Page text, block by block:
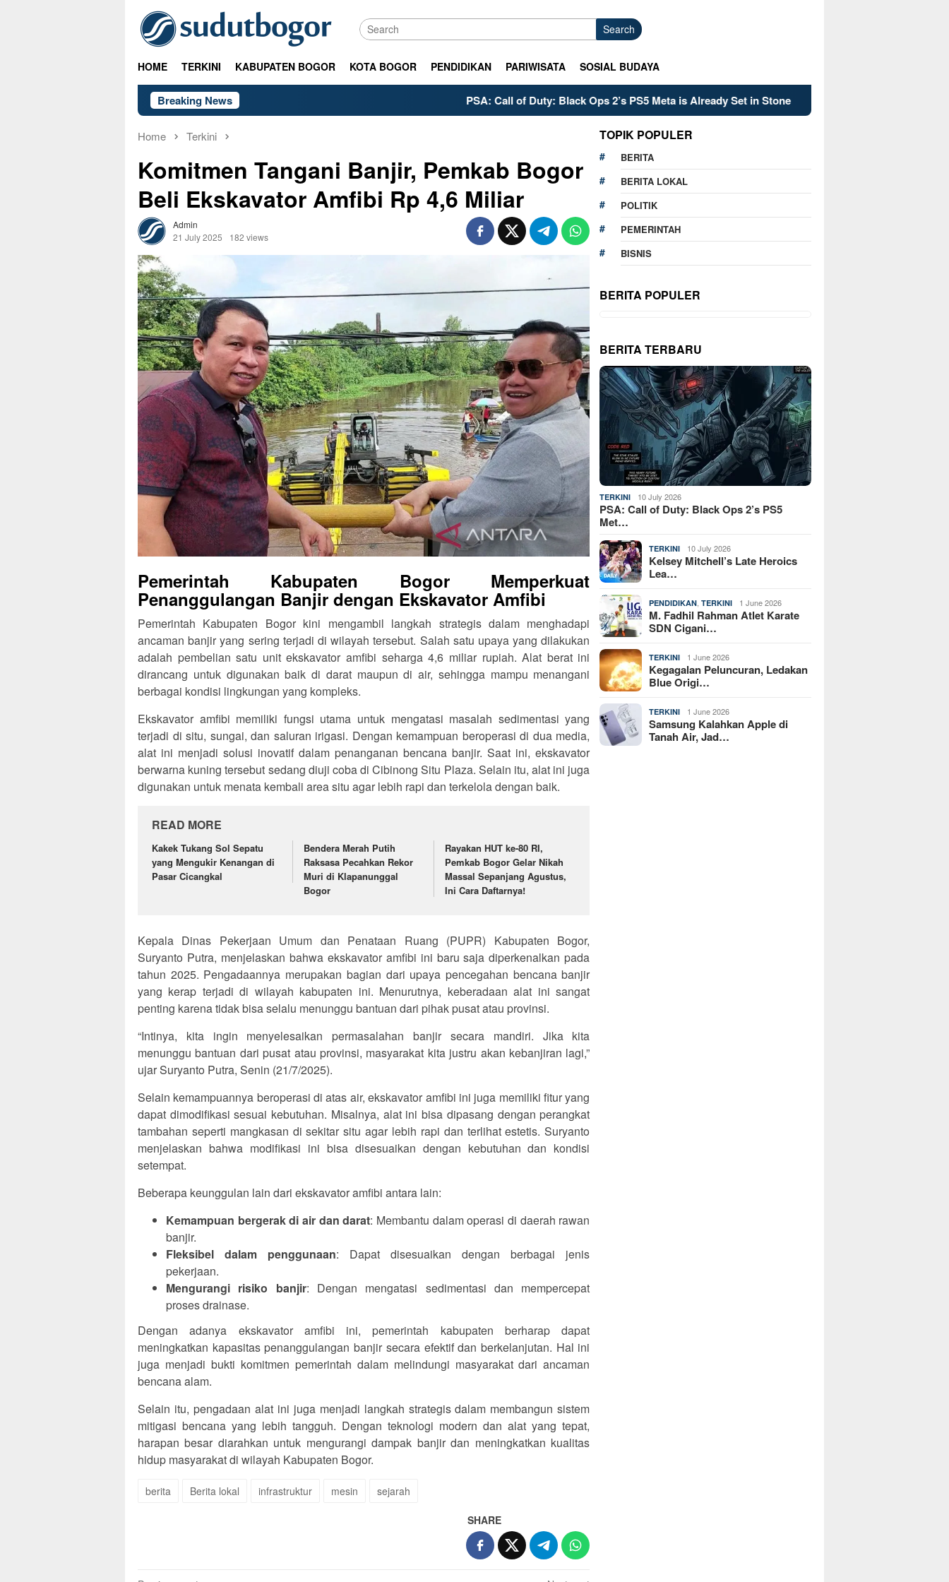
content
Search
HOME TERKINI KABUPATEN BOGOR KOTA BOGOR PENDIDIKAN PARIWISATA SOSIAL BUDAYA
Breaking News PSA: Call of Duty: Black Ops 2’s PS5 Meta is Already Set in Stone Kelsey Mitchell’s Late Heroics
Home Terkini
Komitmen Tangani Banjir, Pemkab Bogor
Beli Ekskavator Amfibi Rp 4,6 Miliar
Admin
21 July 2025
182 views
Pemerintah Kabupaten Bogor Memperkuat
Penanggulangan Banjir dengan Ekskavator Amfibi
Pemerintah Kabupaten Bogor kini mengambil langkah strategis dalam menghadapi
ancaman banjir yang sering terjadi di wilayah tersebut. Salah satu upaya yang dilakukan
adalah pembelian satu unit ekskavator amfibi seharga 4,6 miliar rupiah. Alat berat ini
dirancang untuk digunakan baik di darat maupun di air, sehingga mampu menangani
berbagai kondisi lingkungan yang kompleks.
Ekskavator amfibi memiliki fungsi utama untuk mengatasi masalah sedimentasi yang
terjadi di situ, sungai, dan saluran irigasi. Dengan kemampuan beroperasi di dua media,
alat ini menjadi solusi inovatif dalam penanganan bencana banjir. Saat ini, ekskavator
berwarna kuning tersebut sedang diuji coba di Cibinong Situ Plaza. Selain itu, alat ini juga
digunakan untuk menata kembali area situ agar lebih rapi dan terkelola dengan baik.
READ MORE
Kakek Tukang Sol Sepatu
yang Mengukir Kenangan di
Pasar Cicangkal
Bendera Merah Putih
Raksasa Pecahkan Rekor
Muri di Klapanunggal
Bogor
Rayakan HUT ke-80 RI,
Pemkab Bogor Gelar Nikah
Massal Sepanjang Agustus,
Ini Cara Daftarnya!
Kepala Dinas Pekerjaan Umum dan Penataan Ruang (PUPR) Kabupaten Bogor,
Suryanto Putra, menjelaskan bahwa ekskavator amfibi ini baru saja diperkenalkan pada
tahun 2025. Pengadaannya merupakan bagian dari upaya pencegahan bencana banjir
yang kerap terjadi di wilayah kabupaten ini. Menurutnya, keberadaan alat ini sangat
penting karena tidak bisa selalu menunggu bantuan dari pihak pusat atau provinsi.
“Intinya, kita ingin menyelesaikan permasalahan banjir secara mandiri. Jika kita
menunggu bantuan dari pusat atau provinsi, masyarakat kita justru akan kebanjiran lagi,”
ujar Suryanto Putra, Senin (21/7/2025).
Selain kemampuannya beroperasi di atas air, ekskavator amfibi ini juga memiliki fitur yang
dapat dimodifikasi sesuai kebutuhan. Misalnya, alat ini bisa dipasang dengan perangkat
tambahan seperti mangkasan di sekitar situ agar lebih rapi dan terlihat estetis. Suryanto
menjelaskan bahwa modifikasi ini bisa disesuaikan dengan kebutuhan dan kondisi
setempat.
Beberapa keunggulan lain dari ekskavator amfibi antara lain:
Kemampuan bergerak di air dan darat: Membantu dalam operasi di daerah rawan
banjir.
Fleksibel dalam penggunaan: Dapat disesuaikan dengan berbagai jenis
pekerjaan.
Mengurangi risiko banjir: Dengan mengatasi sedimentasi dan mempercepat
proses drainase.
Dengan adanya ekskavator amfibi ini, pemerintah kabupaten berharap dapat
meningkatkan kapasitas penanggulangan banjir secara efektif dan berkelanjutan. Hal ini
juga menjadi bukti komitmen pemerintah dalam melindungi masyarakat dari ancaman
bencana alam.
Selain itu, pengadaan alat ini juga menjadi langkah strategis dalam membangun sistem
mitigasi bencana yang lebih tangguh. Dengan teknologi modern dan alat yang tepat,
harapan besar diarahkan untuk mengurangi dampak banjir dan meningkatkan kualitas
hidup masyarakat di wilayah Kabupaten Bogor.
berita Berita lokal infrastruktur mesin sejarah
SHARE
TOPIK POPULER
BERITA
BERITA LOKAL
POLITIK
PEMERINTAH
BISNIS
BERITA POPULER
BERITA TERBARU
TERKINI 10 July 2026
PSA: Call of Duty: Black Ops 2’s PS5
Met…
TERKINI 10 July 2026
Kelsey Mitchell’s Late Heroics
Lea…
PENDIDIKAN ,TERKINI 1 June 2026
M. Fadhil Rahman Atlet Karate
SDN Cigani…
TERKINI 1 June 2026
Kegagalan Peluncuran, Ledakan
Blue Origi…
TERKINI 1 June 2026
Samsung Kalahkan Apple di
Tanah Air, Jad…